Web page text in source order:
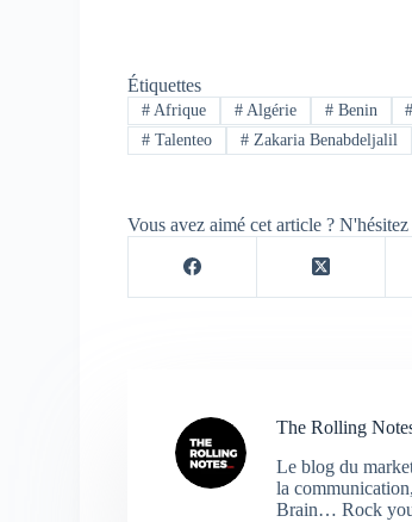
Étiquettes
# Afrique #Algérie #Benin #
# Talenteo #Zakaria Benabdeljalil
Vous avez aimé cet article ?
The Rolling
Le blog du
la
Brain… Rock